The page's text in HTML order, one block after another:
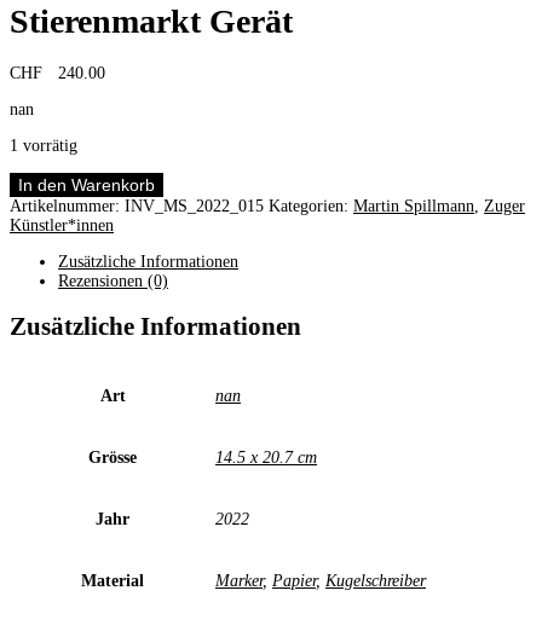
Stierenmarkt Gerät
CHF
240.00
nan
1 vorrätig
Stierenmarkt
Gerät
Menge
In den Warenkorb
Artikelnummer: INV_MS_2022_015 Kategorien: Martin Spillmann
Zuger
Künstler*innen
Zusätzliche Informationen
Rezensionen (0)
Zusätzliche Informationen
Art nan
Grösse 14.5 x 20.7 cm
Jahr 2022
Material Marker, Papier, Kugelschreiber